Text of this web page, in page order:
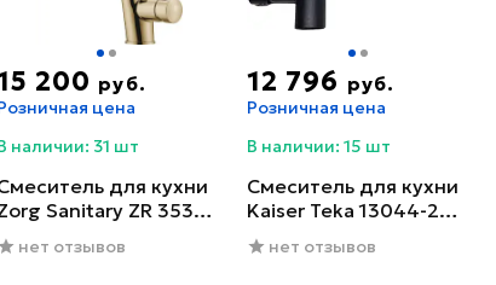
200 руб.
цена
наличии: 31 шт
для кухни
Sanitary ZR 353
YF-BRнет отзывов
12 796 руб.
Розничная цена
В наличии: 15 шт
Смеситель для кухни
Kaiser Teka 13044-2
черный глянцевый
нет отзывов